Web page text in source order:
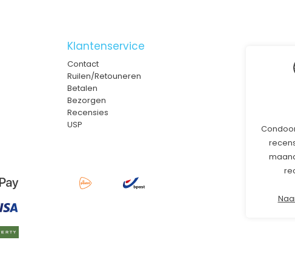
Klantenservice
Contact
Ruilen/Retouneren
Betalen
Bezorgen
Recensies
USP